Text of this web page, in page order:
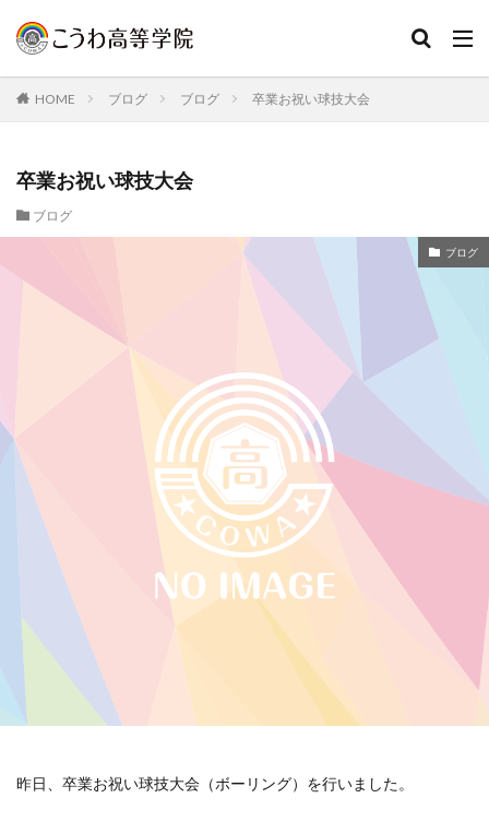
HOME ブログ ブログ 卒業お祝い球技大会
卒業お祝い球技大会
ブログ
ブログ
昨日、卒業お祝い球技大会（ボーリング）を行いました。